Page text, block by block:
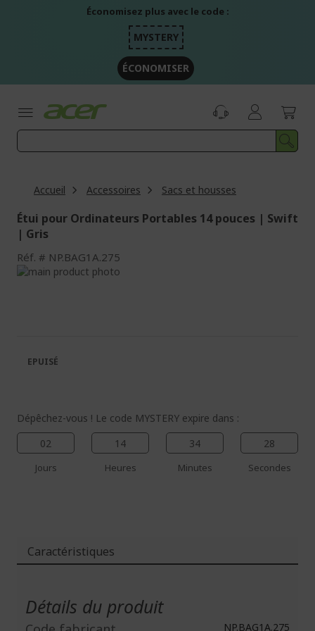
Économisez plus avec le code :
MYSTERY
ÉCONOMISER
Accueil Accessoires Sacs et housses
Étui pour Ordinateurs Portables 14 pouces | Swift
| Gris
Réf. NP.BAG1A.275
Passer
galerie
d’images
Galerie
d’images
Dépêchez-vous ! Le code MYSTERY expire dans :
02
Jours
14
Heures
34
Minutes
28
Secondes
EPUISÉ
Caractéristiques
Détails du produit
NP.BAG1A.275